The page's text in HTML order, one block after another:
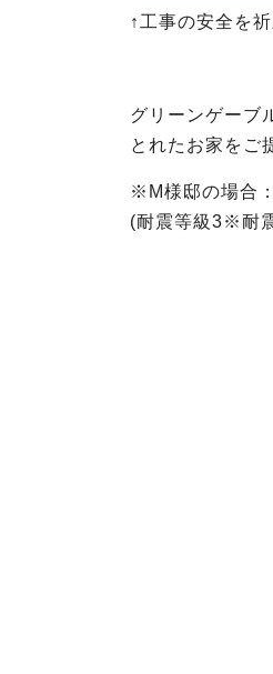
↑工事の安全を
グリーンゲーブ
とれたお家をご
※M様邸の場合
(耐震等級3※耐